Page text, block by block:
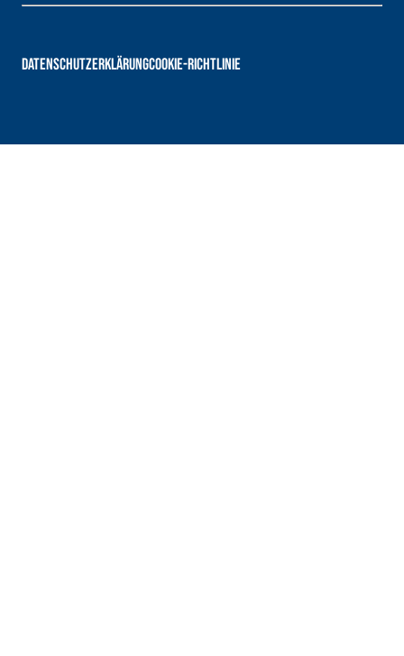
DATENSCHUTZERKLÄRUNGCOOKIE-RICHTLINIE